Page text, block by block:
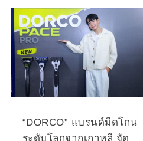
“DORCO” แบรนด์มีดโกน
ระดับโลกจากเกาหลี จัด